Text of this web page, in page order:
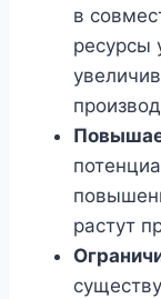
в
ресурсы
растут